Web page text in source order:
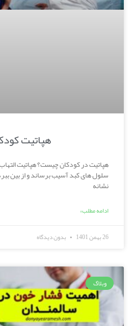
هپاتیت
هپاتیت در کودکان چیست؟ هپاتیت
سلول های کبد آسیب برساند و از بین
نشانه
ادامه مطلب»
26 بهمن 1401 بدون دیدگاه
وبلاگ